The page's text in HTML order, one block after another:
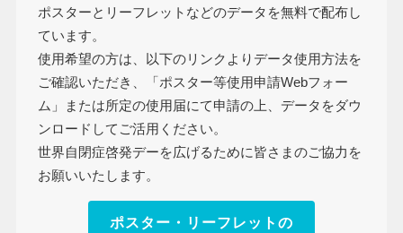
ポスターとリーフレットなどのデータを無料で配布し
ています。
使用希望の方は、以下のリンクよりデータ使用方法を
ご確認いただき、「ポスター等使用申請Webフォー
ム」または所定の使用届にて申請の上、データをダウ
ンロードしてご活用ください。
世界自閉症啓発デーを広げるために皆さまのご協力を
お願いいたします。
ポスター・リーフレットの